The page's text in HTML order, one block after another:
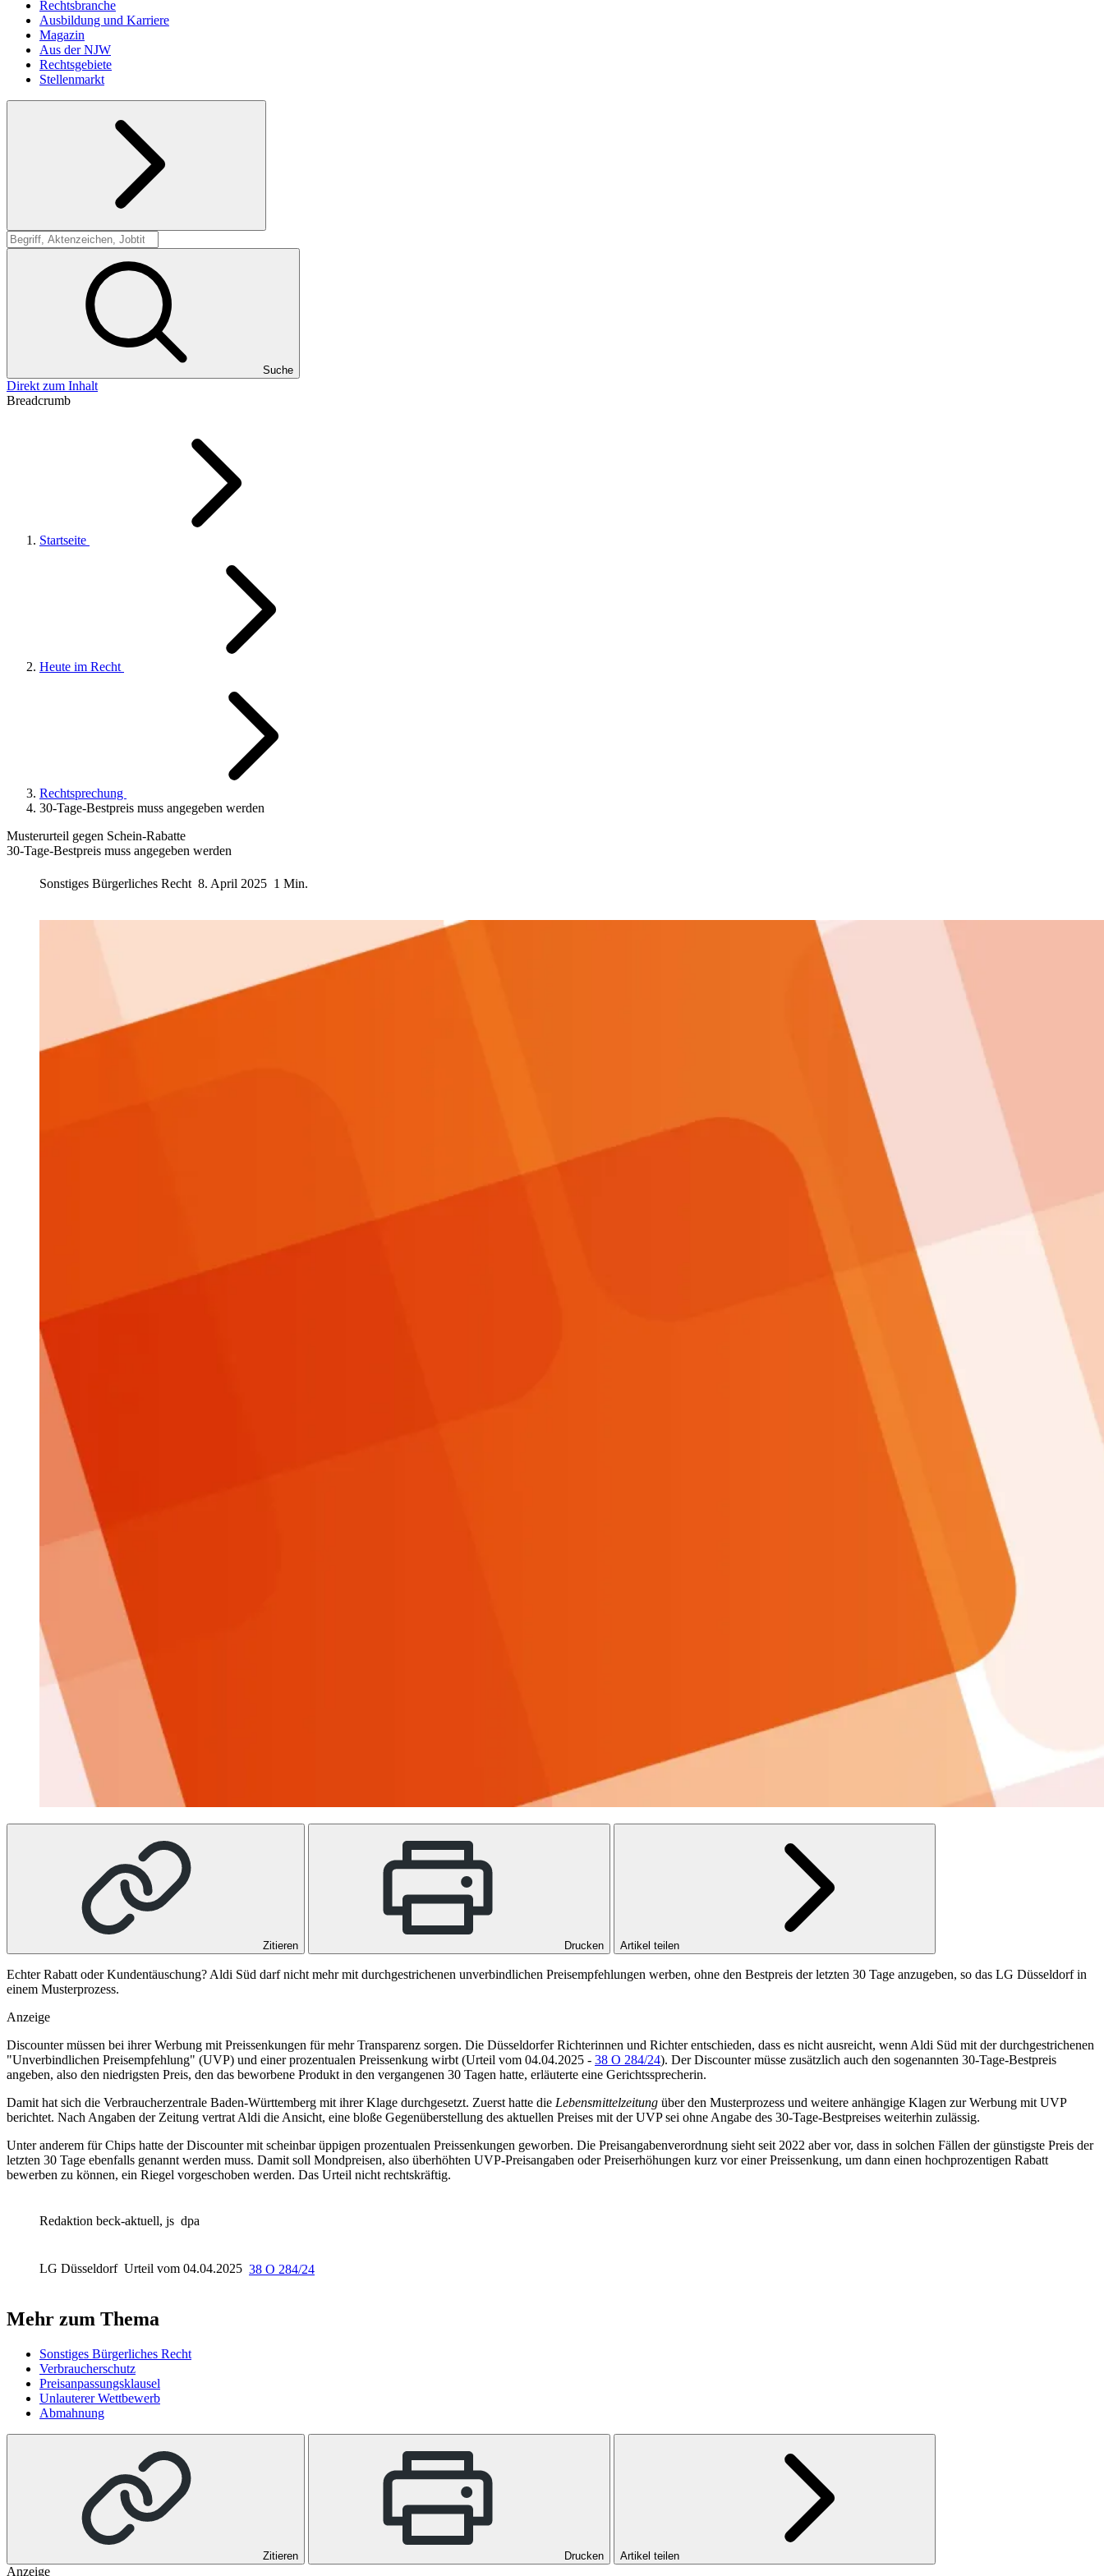
Rechtsbranche
Ausbildung und Karriere
Magazin
Aus der NJW
Rechtsgebiete
Stellenmarkt
Suche
Suche
Direkt zum Inhalt
Breadcrumb
Startseite
Heute im Recht
Rechtsprechung
30-Tage-Bestpreis muss angegeben werden
Musterurteil gegen Schein-Rabatte
30-Tage-Bestpreis muss angegeben werden
Sonstiges Bürgerliches Recht 8. April 2025 1 Min.
Zitieren Drucken Artikel teilen
Echter Rabatt oder Kundentäuschung? Aldi Süd darf nicht mehr mit durchgestrichenen unverbindlichen Preisempfehlungen werben, ohne den Bestpreis der letzten 30 Tage anzugeben, so das LG Düsseldorf in
einem Musterprozess.
Anzeige
Discounter müssen bei ihrer Werbung mit Preissenkungen für mehr Transparenz sorgen. Die Düsseldorfer Richterinnen und Richter entschieden, dass es nicht ausreicht, wenn Aldi Süd mit der durchgestrichenen
"Unverbindlichen Preisempfehlung" (UVP) und einer prozentualen Preissenkung wirbt (Urteil vom 04.04.2025 - 38 O 284/24). Der Discounter müsse zusätzlich auch den sogenannten 30-Tage-Bestpreis
angeben, also den niedrigsten Preis, den das beworbene Produkt in den vergangenen 30 Tagen hatte, erläuterte eine Gerichtssprecherin.
Damit hat sich die Verbraucherzentrale Baden-Württemberg mit ihrer Klage durchgesetzt. Zuerst hatte die Lebensmittelzeitung über den Musterprozess und weitere anhängige Klagen zur Werbung mit UVP
berichtet. Nach Angaben der Zeitung vertrat Aldi die Ansicht, eine bloße Gegenüberstellung des aktuellen Preises mit der UVP sei ohne Angabe des 30-Tage-Bestpreises weiterhin zulässig.
Unter anderem für Chips hatte der Discounter mit scheinbar üppigen prozentualen Preissenkungen geworben. Die Preisangabenverordnung sieht seit 2022 aber vor, dass in solchen Fällen der günstigste Preis der
letzten 30 Tage ebenfalls genannt werden muss. Damit soll Mondpreisen, also überhöhten UVP-Preisangaben oder Preiserhöhungen kurz vor einer Preissenkung, um dann einen hochprozentigen Rabatt
bewerben zu können, ein Riegel vorgeschoben werden. Das Urteil nicht rechtskräftig.
Redaktion beck-aktuell, js dpa
LG Düsseldorf Urteil vom 04.04.2025 38 O 284/24
Mehr zum Thema
Sonstiges Bürgerliches Recht
Verbraucherschutz
Preisanpassungsklausel
Unlauterer Wettbewerb
Abmahnung
Zitieren Drucken Artikel teilen
Anzeige